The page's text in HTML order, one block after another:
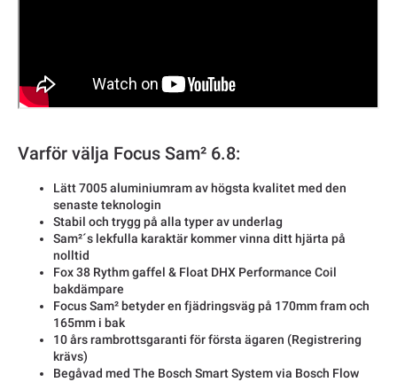
Varför välja Focus Sam² 6.8:
Lätt 7005 aluminiumram av högsta kvalitet med den
senaste teknologin
Stabil och trygg på alla typer av underlag
Sam²´s lekfulla karaktär kommer vinna ditt hjärta på
nolltid
Fox 38 Rythm gaffel & Float DHX Performance Coil
bakdämpare
Focus Sam² betyder en fjädringsväg på 170mm fram och
165mm i bak
10 års rambrottsgaranti för första ägaren (Registrering
krävs)
Begåvad med The Bosch Smart System via Bosch Flow